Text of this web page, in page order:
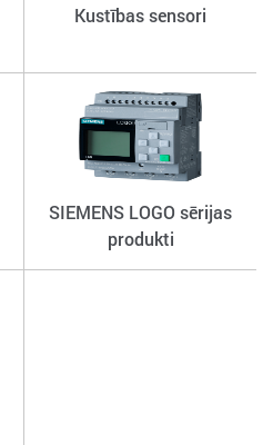
Kustības sensori
SIEMENS LOGO sērijas
produkti